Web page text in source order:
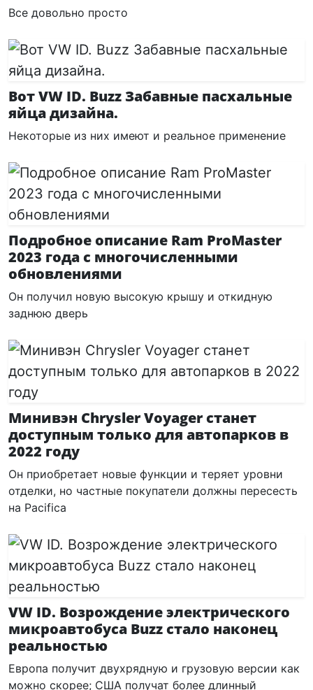
Все довольно просто
Вот VW ID. Buzz Забавные пасхальные
яйца дизайна.
Некоторые из них имеют и реальное применение
Подробное описание Ram ProMaster
2023 года с многочисленными
обновлениями
Он получил новую высокую крышу и откидную
заднюю дверь
Минивэн Chrysler Voyager станет
доступным только для автопарков в
2022 году
Он приобретает новые функции и теряет уровни
отделки, но частные покупатели должны пересесть
на Pacifica
VW ID. Возрождение электрического
микроавтобуса Buzz стало наконец
реальностью
Европа получит двухрядную и грузовую версии как
можно скорее; США получат более длинный